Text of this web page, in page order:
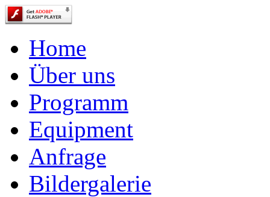
Home
Über uns
Programm
Equipment
Anfrage
Bildergalerie